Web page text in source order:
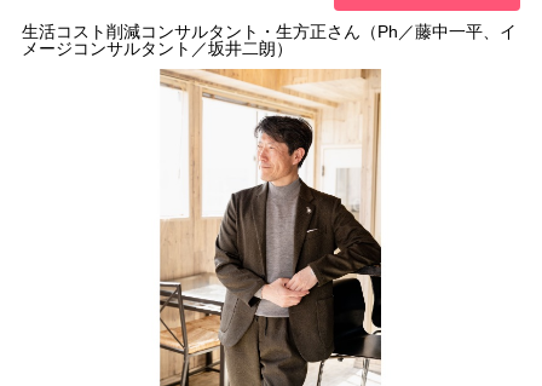
生活コスト削減コンサルタント・生方正さん（Ph／藤中一平、イ
メージコンサルタント／坂井二朗）